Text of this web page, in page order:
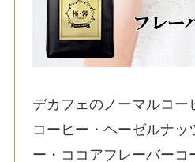
デカフェのノーマルコー
コーヒー・ヘーゼルナッ
ー・ココアフレーバーコ